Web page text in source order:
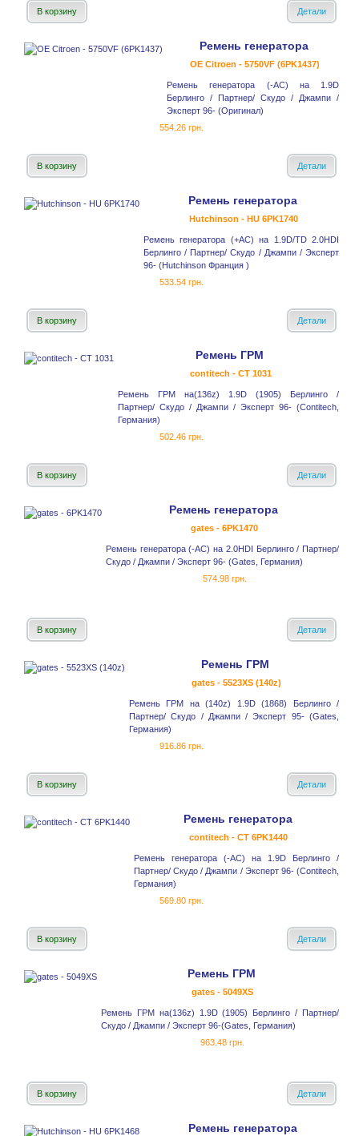
В корзину Детали
Ремень генератора
OE Citroen - 5750VF (6PK1437)
Ремень генератора (-AC) на 1.9D
Берлинго / Партнер/ Скудо / Джампи /
Эксперт 96- (Оригинал)
554.26 грн.
В корзину Детали
Ремень генератора
Hutchinson - HU 6PK1740
Ремень генератора (+AC) на 1.9D/TD 2.0HDI
Берлинго / Партнер/ Скудо / Джампи / Эксперт
96- (Hutchinson Франция )
533.54 грн.
В корзину Детали
Ремень ГРМ
contitech - CT 1031
Ремень ГРМ на(136z) 1.9D (1905) Берлинго /
Партнер/ Скудо / Джампи / Эксперт 96- (Contitech,
Германия)
502.46 грн.
В корзину Детали
Ремень генератора
gates - 6PK1470
Ремень генератора (-AC) на 2.0HDI Берлинго / Партнер/
Скудо / Джампи / Эксперт 96- (Gates, Германия)
574.98 грн.
В корзину Детали
Ремень ГРМ
gates - 5523XS (140z)
Ремень ГРМ на (140z) 1.9D (1868) Берлинго /
Партнер/ Скудо / Джампи / Эксперт 95- (Gates,
Германия)
916.86 грн.
В корзину Детали
Ремень генератора
contitech - CT 6PK1440
Ремень генератора (-AC) на 1.9D Берлинго /
Партнер/ Скудо / Джампи / Эксперт 96- (Contitech,
Германия)
569.80 грн.
В корзину Детали
Ремень ГРМ
gates - 5049XS
Ремень ГРМ на(136z) 1.9D (1905) Берлинго / Партнер/
Скудо / Джампи / Эксперт 96-(Gates, Германия)
963.48 грн.
В корзину Детали
Ремень генератора